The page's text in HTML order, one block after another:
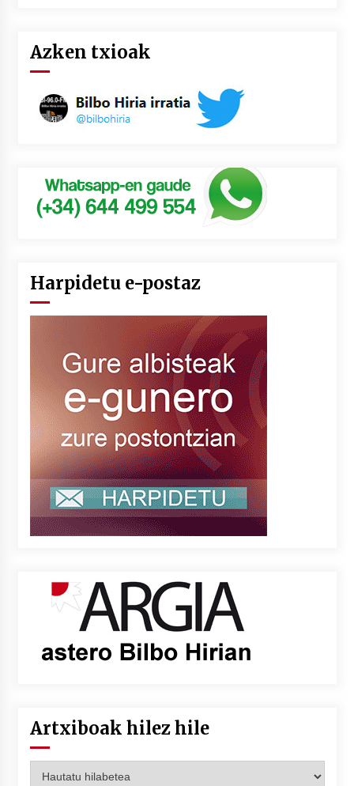
Azken txioak
Harpidetu e-postaz
Artxiboak hilez hile